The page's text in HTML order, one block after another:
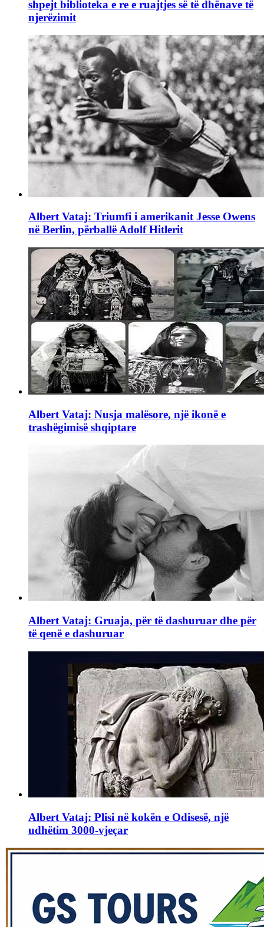
shpejt biblioteka e re e ruajtjes së të dhënave të
njerëzimit
Albert Vataj: Triumfi i amerikanit Jesse Owens
në Berlin, përballë Adolf Hitlerit
Albert Vataj: Nusja malësore, një ikonë e
trashëgimisë shqiptare
Albert Vataj: Gruaja, për të dashuruar dhe për
të qenë e dashuruar
Albert Vataj: Plisi në kokën e Odisesë, një
udhëtim 3000-vjeçar